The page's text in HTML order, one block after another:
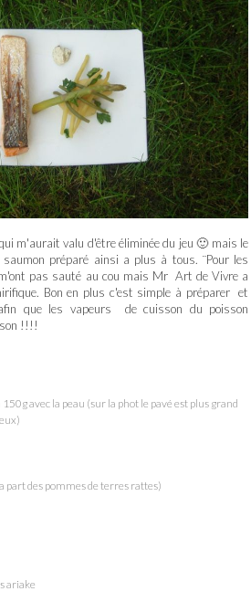
m'aurait valu d'être éliminée du jeu 🙂 mais le
préparé ainsi a plus à tous. ¨Pour les
pas sauté au cou mais Mr Art de Vivre a
Bon en plus c'est simple à préparer et
que les vapeurs de cuisson du poisson
!!!!
avec la peau (sur la phot le pavé est plus grand
part des pommes de terres rattes)
ariake